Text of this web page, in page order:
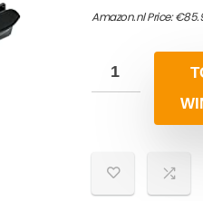
Amazon.nl Price:€